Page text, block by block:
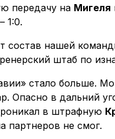
передачу на Мигеля
1:0.
состав нашей
штаб по
стало больше.
Опасно в дальний
в штрафную
партнеров не смог.